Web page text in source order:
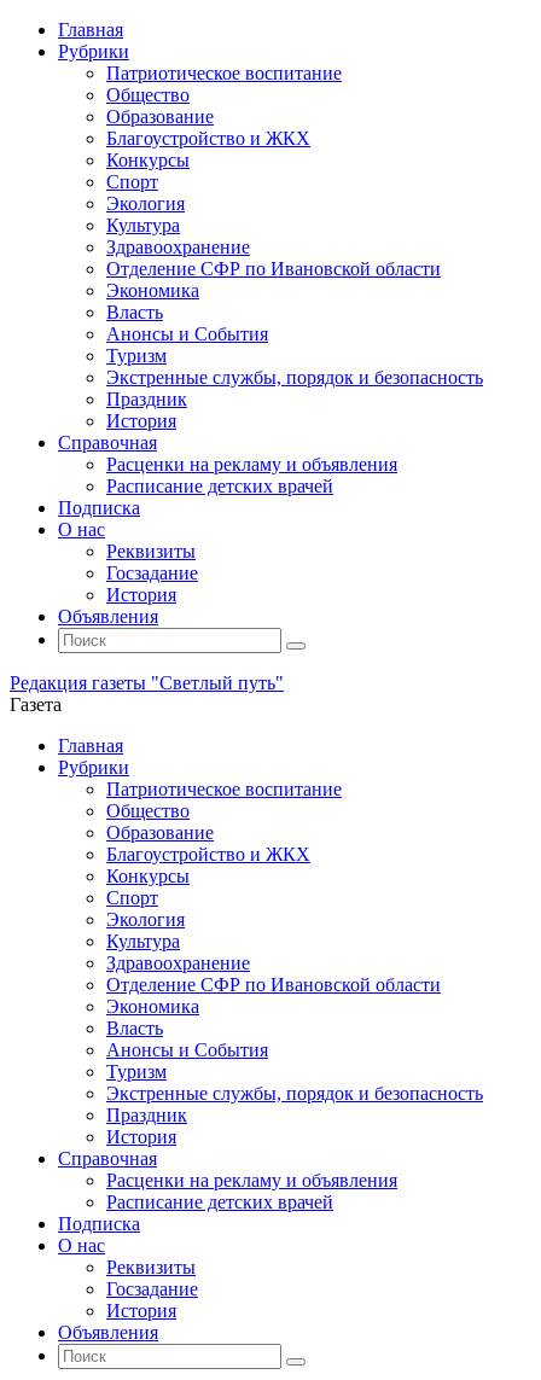
Главная
Рубрики
Патриотическое воспитание
Общество
Образование
Благоустройство и ЖКХ
Конкурсы
Спорт
Экология
Культура
Здравоохранение
Отделение СФР по Ивановской области
Экономика
Власть
Анонсы и События
Туризм
Экстренные службы, порядок и безопасность
Праздник
История
Справочная
Расценки на рекламу и объявления
Расписание детских врачей
Подписка
О нас
Реквизиты
Госзадание
История
Объявления
Поиск
Искать:
Поиск
Редакция газеты "Светлый путь"
Газета
Промотать
содержимому
Главная
Рубрики
Патриотическое воспитание
Общество
Образование
Благоустройство и ЖКХ
Конкурсы
Спорт
Экология
Культура
Здравоохранение
Отделение СФР по Ивановской области
Экономика
Власть
Анонсы и События
Туризм
Экстренные службы, порядок и безопасность
Праздник
История
Справочная
Расценки на рекламу и объявления
Расписание детских врачей
Подписка
О нас
Реквизиты
Госзадание
История
Объявления
Поиск
Искать:
Поиск